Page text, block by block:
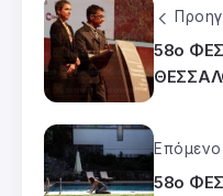
58ο
Επόμενο
58ο